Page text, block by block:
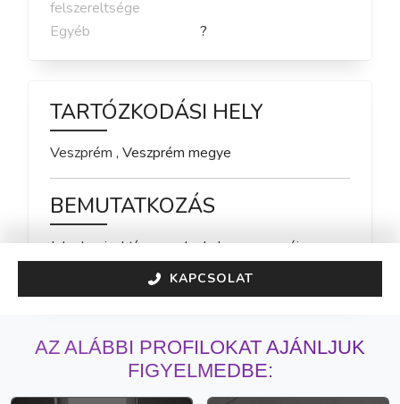
felszereltsége
Egyéb
?
TARTÓZKODÁSI HELY
Veszprém , Veszprém megye
BEMUTATKOZÁS
Jelenleg inaktív vagyok, de hamarosan újra
KAPCSOLAT
AZ ALÁBBI PROFILOKAT AJÁNLJUK
FIGYELMEDBE: